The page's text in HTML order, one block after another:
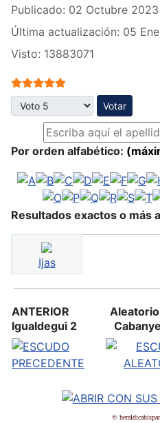
Publicado: 02 Octubre 2023
Última actualización: 05
Visto: 13883071
Ratio:5/5
Por favor, vote
Por orden alfabético:
Resultados exactos o más
Ijas
ANTERIOR
Igualdegui 2
©